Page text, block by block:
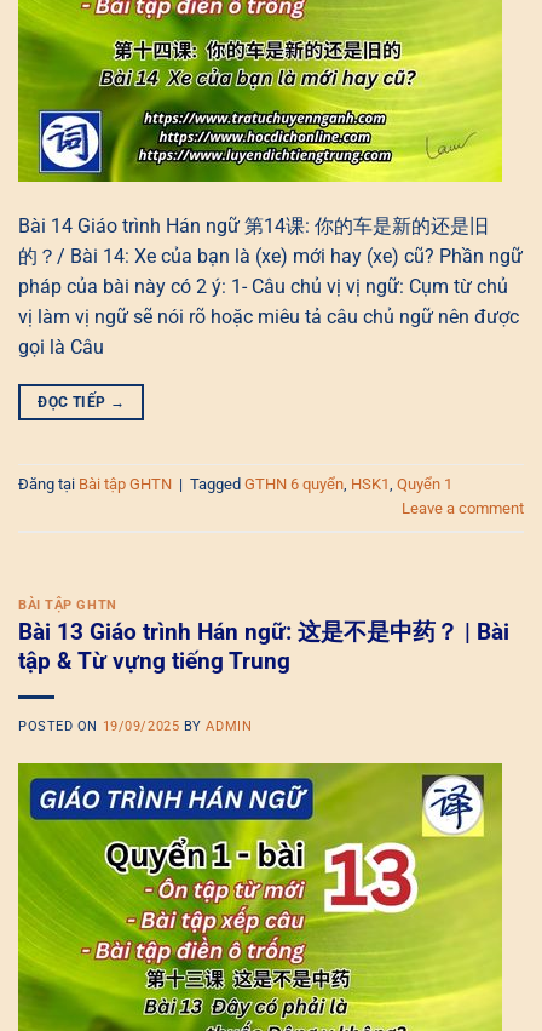
Bài 14 Giáo trình Hán ngữ 第14课: 你的车是新的还是旧
的？/ Bài 14: Xe của bạn là (xe) mới hay (xe) cũ? Phần ngữ
pháp của bài này có 2 ý: 1- Câu chủ vị vị ngữ: Cụm từ chủ
vị làm vị ngữ sẽ nói rõ hoặc miêu tả câu chủ ngữ nên được
gọi là Câu
ĐỌC TIẾP →
Đăng tại Bài tập GHTN | Tagged GTHN 6 quyển, HSK1, Quyển 1
Leave a comment
BÀI TẬP GHTN
Bài 13 Giáo trình Hán ngữ: 这是不是中药？ | Bài
tập & Từ vựng tiếng Trung
POSTED ON 19/09/2025 BYADMIN